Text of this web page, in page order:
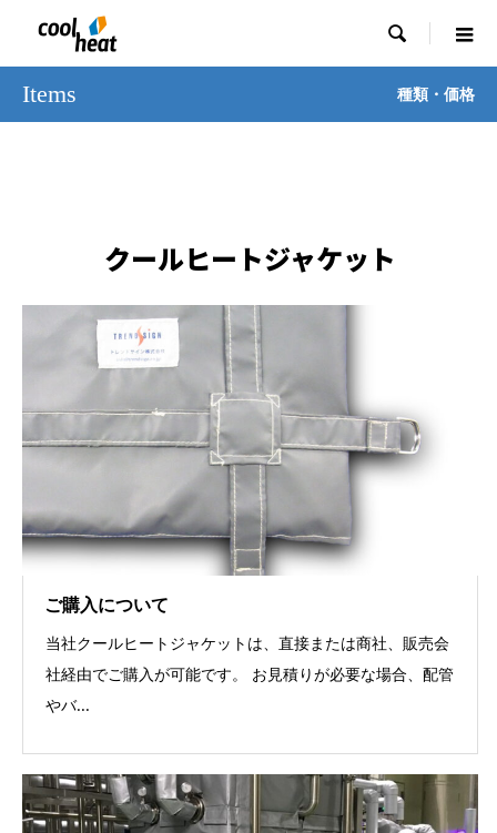

Items 種類・価格
クールヒートジャケット
ご購入について
当社クールヒートジャケットは、直接または商社、販売会
社経由でご購入が可能です。 お見積りが必要な場合、配管
やバ...